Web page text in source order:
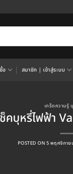
อ สมาชิก | เข้าสู่ระบบ
เกร็ดความรู้
คบุหรี่ไฟฟ้า
POSTED ON 5 พฤศจิกาย